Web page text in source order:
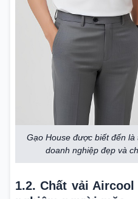
Gạo House được biết đến
doanh nghiệp đẹp và
1.2. Chất vải